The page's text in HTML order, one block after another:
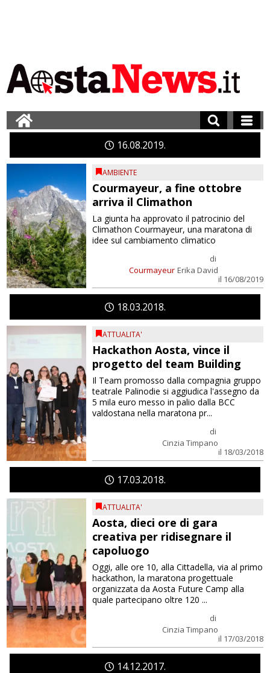
1608 2019
AMBIENTE
Courmayeur, a fine ottobre
arriva il Climathon
Courmayeur
di
Erika David
il 16/08/2019
La giunta ha approvato il patrocinio del
Climathon Courmayeur, una maratona di
idee sul cambiamento climatico
1803 2018
ATTUALITA'
Hackathon Aosta, vince il
progetto del team Building
di
Cinzia Timpano
il 18/03/2018
Il Team promosso dalla compagnia gruppo
teatrale Palinodie si aggiudica l'assegno da
5 mila euro messo in palio dalla BCC
valdostana nella maratona pr...
1703 2018
ATTUALITA'
Aosta, dieci ore di gara
creativa per ridisegnare il
capoluogo
di
Cinzia Timpano
il 17/03/2018
Oggi, alle ore 10, alla Cittadella, via al primo
hackathon, la maratona progettuale
organizzata da Aosta Future Camp alla
quale partecipano oltre 120 ...
14 12 2017